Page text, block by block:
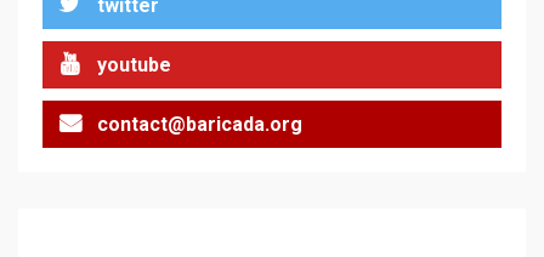
twitter
youtube
contact@baricada.org